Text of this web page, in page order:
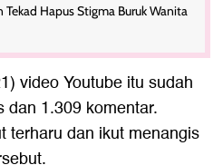
Hapus Stigma Buruk Wanita
video Youtube itu sudah
dan 1.309 komentar.
terharu dan ikut menangis